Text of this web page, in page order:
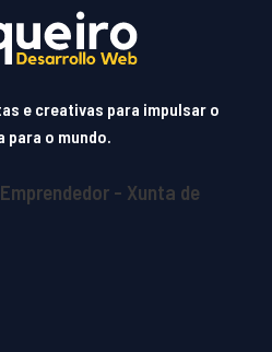
e creativas para impulsar o
o mundo.